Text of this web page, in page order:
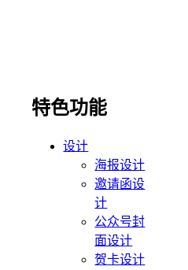
特色功能
设计
海报设计
邀请函设
计
公众号封
面设计
贺卡设计